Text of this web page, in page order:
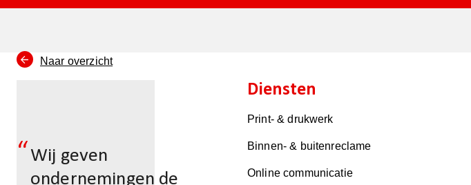
Naar overzicht
“ Wij geven
ondernemingen de
Diensten
Print- & drukwerk
Binnen- & buitenreclame
Online communicatie